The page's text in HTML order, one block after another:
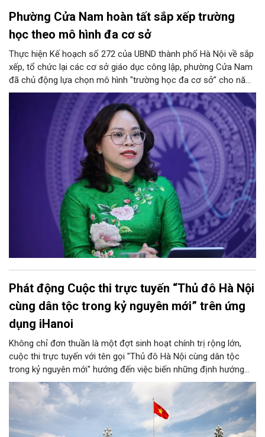
Phường Cửa Nam hoàn tất sắp xếp trường
học theo mô hình đa cơ sở
Thực hiện Kế hoạch số 272 của UBND thành phố Hà Nội về sắp
xếp, tổ chức lại các cơ sở giáo dục công lập, phường Cửa Nam
đã chủ động lựa chọn mô hình "trường học đa cơ sở" cho năm
học 2026 - 2027. Phương án này vừa giúp tinh gọn đầu mối
quản lý, nâng cao hiệu quả khai thác cơ sở vật chất, vừa bảo
đảm nguyên tắc "không làm xáo trộn điểm học", giữ vững tâm
lý cho học sinh và phụ huynh. Trao đổi với Phóng viên Tạp chí
Người Hà Nội, đồng chí Trịnh Ngọc Trâm - UVBTV, Phó Chủ tịch
UBND phường Cửa Nam đã làm rõ nh
Phát động Cuộc thi trực tuyến “Thủ đô Hà Nội
cùng dân tộc trong kỷ nguyên mới” trên ứng
dụng iHanoi
Không chỉ đơn thuần là một đợt sinh hoạt chính trị rộng lớn,
cuộc thi trực tuyến với tên gọi "Thủ đô Hà Nội cùng dân tộc
trong kỷ nguyên mới" hướng đến việc biến những định hướng
chiến lược trong Nghị quyết số 02-NQ/TW của Bộ Chính trị
thành niềm tin, thành nhận thức chung của mỗi người dân.